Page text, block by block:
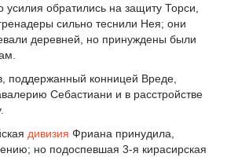
усилия обратились на защиту Торси,
сильно теснили Нея; они
деревней, но принуждены были
поддержанный конницей Вреде,
Себастиани и в расстройстве
дивизия Фриана принудила,
но подоспевшая 3-я кирасирская